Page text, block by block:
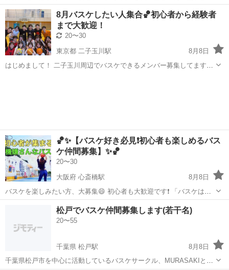
とした活動が主ですが、 希望者には九州・全国・アジアへの大会出場
も出来ます。 精神障がい者の方・そのご家族・支援者様・ 現在通院中
の精神疾患の方も対象で...
福岡 福岡市 バスケットボール 精神
8月バスケしたい人集合🏀初心者から経験者
まで大歓迎！
20〜30
東京都 二子玉川駅
8月8日
はじめまして！ 二子玉川周辺でバスケできるメンバー募集してます🏀
🏀✨【バスケ好き必見❗️初心者も楽しめるバス
ケ仲間募集】✨🏀
20〜30
大阪府 心斎橋駅
8月8日
バスケを楽しみたい方、大募集😄 初心者も大歓迎です❗️ 「バスケは久
しぶり…」「経験ないけどやってみたい」そんな方もOK👌 毎回、楽
しい雰囲気で盛り上がっています⤴️ 3x3やフリースロー対決など、みん
大阪市 心斎橋駅 バスケットボール バスケ
松戸でバスケ仲間募集します(若干名)
20〜55
千葉県 松戸駅
8月8日
千葉県松戸市を中心に活動しているバスケサークル、MURASAKIとい